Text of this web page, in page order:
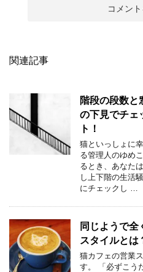
関連記事
階段の段数と
の下見でチェ
ト！
猫といっしょに
る管理人のゆめ
るとき、あなた
し上下階の生活
にチェックし …
同じようで全
スタイルとは
猫カフェの営業
す。 「必ずこう